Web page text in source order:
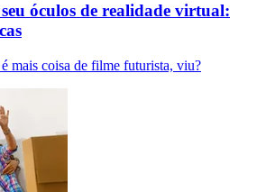
óculos de realidade virtual:
mais coisa de filme futurista, viu?